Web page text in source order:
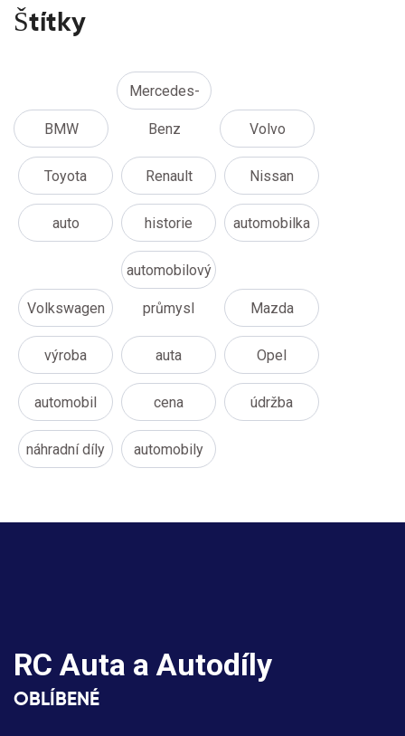
Štítky
BMW
Mercedes-
Benz Volvo
Toyota Renault Nissan
auto historie automobilka
Volkswagen
automobilový
průmysl Mazda
výroba auta Opel
automobil cena údržba
náhradní díly automobily
RC Auta a Autodíly
OBLÍBENÉ